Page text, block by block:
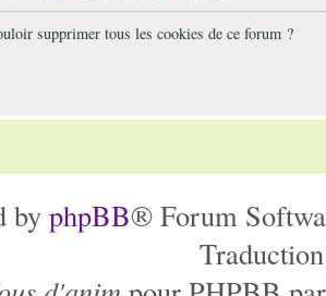
supprimer tous les cookies de ce forum ?
by phpBB® Forum